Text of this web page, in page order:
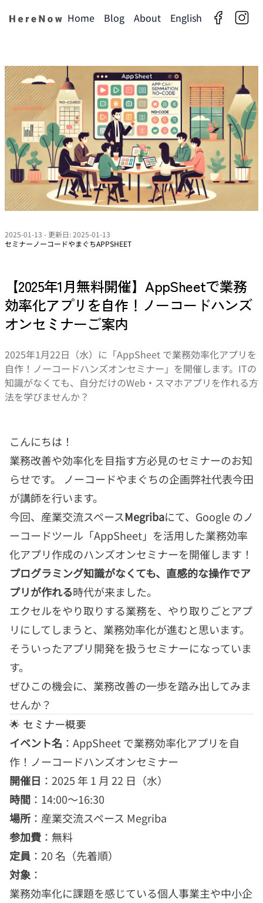
Home Blog About English facebook
2025-01-13 - 更新日: 2025-01-13
セミナー ノーコードやまぐちAPPSHEET
【2025年1月無料開催】AppSheetで業務
効率化アプリを自作！ノーコードハンズ
オンセミナーご案内
2025年1月22日（水）に「AppSheet で業務効率化アプリを
自作！ノーコードハンズオンセミナー」を開催します。ITの
知識がなくても、自分だけのWeb・スマホアプリを作れる方
法を学びませんか？
こんにちは！
業務改善や効率化を目指す方必見のセミナーのお知
らせです。 ノーコードやまぐちの企画弊社代表今田
が講師を行います。
今回、産業交流スペースMegribaにて、Google のノ
ーコードツール「AppSheet」を活用した業務効率
化アプリ作成のハンズオンセミナーを開催します！
プログラミング知識がなくても、直感的な操作でア
プリが作れる時代が来ました。
エクセルをやり取りする業務を、やり取りごとアプ
リにしてしまうと、業務効率化が進むと思います。
そういったアプリ開発を扱うセミナーになっていま
す。
ぜひこの機会に、業務改善の一歩を踏み出してみま
せんか？
🌟 セミナー概要
イベント名 ：AppSheet で業務効率化アプリを自
作！ノーコードハンズオンセミナー
開催日 ：2025 年 1 月 22 日（水）
時間 ：14:00〜16:30
場所：産業交流スペース Megriba
参加費 ：無料
定員 ：20 名（先着順）
対象 ：
業務効率化に課題を感じている個人事業主や中小企